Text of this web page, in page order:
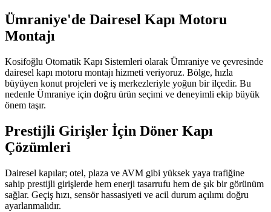
Ümraniye'de Dairesel Kapı Motoru
Montajı
Kosifoğlu Otomatik Kapı Sistemleri olarak Ümraniye ve çevresinde
dairesel kapı motoru montajı hizmeti veriyoruz. Bölge, hızla
büyüyen konut projeleri ve iş merkezleriyle yoğun bir ilçedir. Bu
nedenle Ümraniye için doğru ürün seçimi ve deneyimli ekip büyük
önem taşır.
Prestijli Girişler İçin Döner Kapı
Çözümleri
Dairesel kapılar; otel, plaza ve AVM gibi yüksek yaya trafiğine
sahip prestijli girişlerde hem enerji tasarrufu hem de şık bir görünüm
sağlar. Geçiş hızı, sensör hassasiyeti ve acil durum açılımı doğru
ayarlanmalıdır.